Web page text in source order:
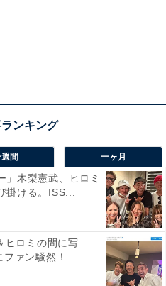
間 一ヶ月
」木梨憲武、ヒロミ
掛ける。ISS...
ヒロミの間に写
ファン騒然！...